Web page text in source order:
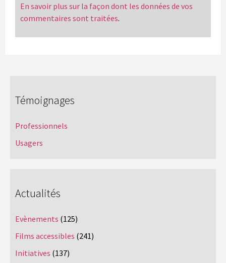
En savoir plus sur la façon dont les données de vos
commentaires sont traitées.
Témoignages
Professionnels
Usagers
Actualités
Evènements (125)
Films accessibles (241)
Initiatives (137)